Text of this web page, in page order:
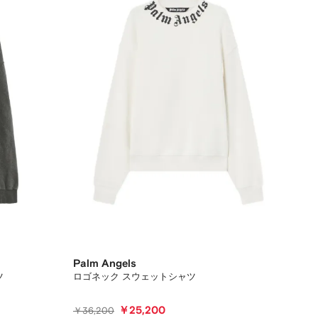
Palm Angels
ロゴネック スウェットシャツ
￥36,200 ￥25,200